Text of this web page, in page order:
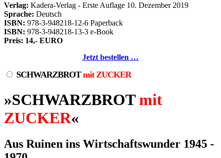
Verlag: Kadera-Verlag - Erste Auflage 10. Dezember 2019
Sprache: Deutsch
ISBN: 978-3-948218-12-6 Paperback
ISBN: 978-3-948218-13-3 e-Book
Preis: 14,- EURO
Jetzt bestellen …
SCHWARZBROTmit ZUCKER
»SCHWARZBROTmit
ZUCKER«
Aus Ruinen ins Wirtschaftswunder 1945 -